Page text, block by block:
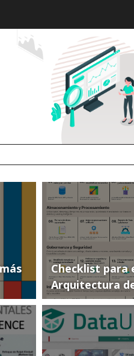
PLATAFORMA
Checklist para
Arquitectura